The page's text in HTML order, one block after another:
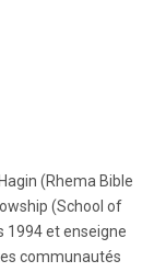
(Rhema Bible
(School of
1994 et enseigne
communautés